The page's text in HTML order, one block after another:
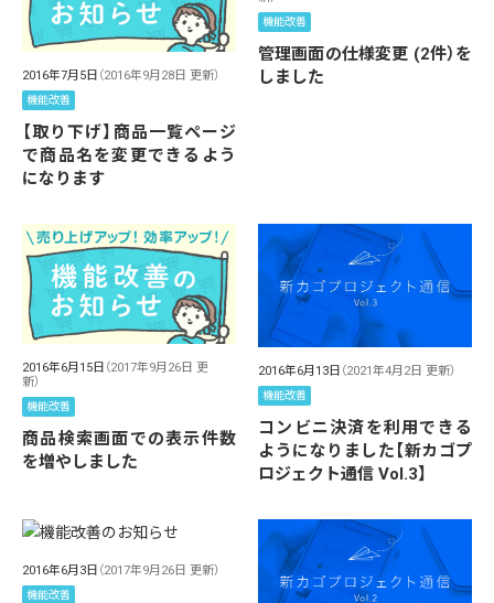
2016年7月5日 （2016年9月28日 更新）
機能改善
【取り下げ】商品一覧ページ
で商品名を変更できるよう
になります
機能改善
管理画面の仕様変更 (2件）を
しました
2016年6月15日 （2017年9月26日 更
新）
機能改善
商品検索画面での表示件数
を増やしました
2016年6月13日 （2021年4月2日 更新）
機能改善
コンビニ決済を利用できる
ようになりました【新カゴプ
ロジェクト通信 Vol.3】
2016年6月3日 （2017年9月26日 更新）
機能改善